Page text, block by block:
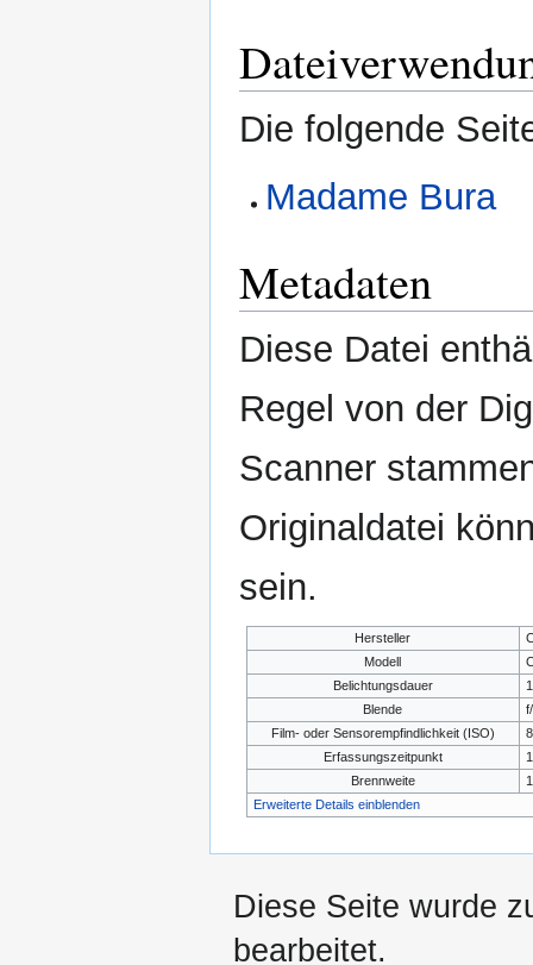
Die folgende
Madame Bura
Metadaten
Diese Datei
Regel von der
Scanner
Originaldatei
sein.
Hersteller
Modell
Belichtungsdauer
Blende
Film- oder Sensorempfindlichkeit (ISO)
Erfassungszeitpunkt
Brennweite
Erweiterte Details einblenden
Diese Seite wurde
bearbeitet.